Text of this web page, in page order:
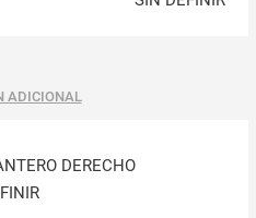
ADICIONAL
DERECHO